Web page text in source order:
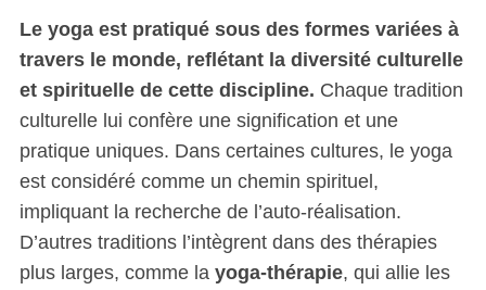
Le yoga est pratiqué sous des formes variées à
travers le monde, reflétant la diversité culturelle
et spirituelle de cette discipline. Chaque tradition
culturelle lui confère une signification et une
pratique uniques. Dans certaines cultures, le yoga
est considéré comme un chemin spirituel,
impliquant la recherche de l’auto-réalisation.
D’autres traditions l’intègrent dans des thérapies
plus larges, comme la yoga-thérapie, qui allie les